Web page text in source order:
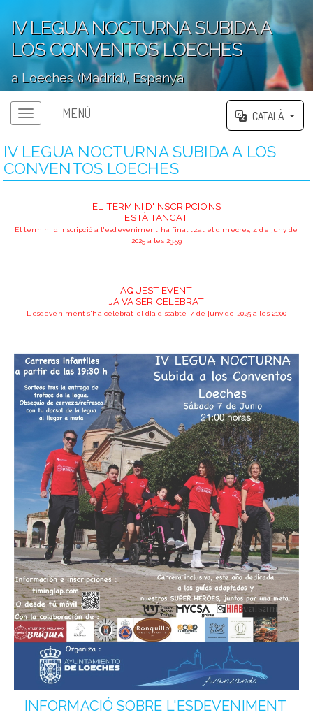
IV LEGUA NOCTURNA SUBIDA A
LOS CONVENTOS LOECHES
a Loeches (Madrid), Espanya
MENÚ CATALÀ
IV LEGUA NOCTURNA SUBIDA A LOS
CONVENTOS LOECHES
EL TERMINI D'INSCRIPCIONS
ESTÀ TANCAT
El termini d'inscripció a l'esdeveniment ha finalitzat el dimecres, 4 de juny de
2025 a les 23:59
AQUEST EVENT
JA VA SER CELEBRAT
L'esdeveniment s'ha celebrat el dia dissabte, 7 de juny de 2025 a les 21:00
INFORMACIÓ SOBRE L'ESDEVENIMENT